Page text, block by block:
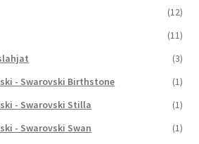
(12)
(11)
(3)
- Swarovski Birthstone
(1)
- Swarovski Stilla
(1)
- Swarovski Swan
(1)